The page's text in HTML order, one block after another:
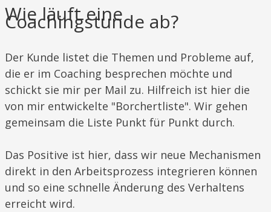
Wie läuft eine
Coachingstunde ab?
Der Kunde listet die Themen und Probleme auf,
die er im Coaching besprechen möchte und
schickt sie mir per Mail zu. Hilfreich ist hier die
von mir entwickelte "Borchertliste". Wir gehen
gemeinsam die Liste Punkt für Punkt durch.
Das Positive ist hier, dass wir neue Mechanismen
direkt in den Arbeitsprozess integrieren können
und so eine schnelle Änderung des Verhaltens
erreicht wird.